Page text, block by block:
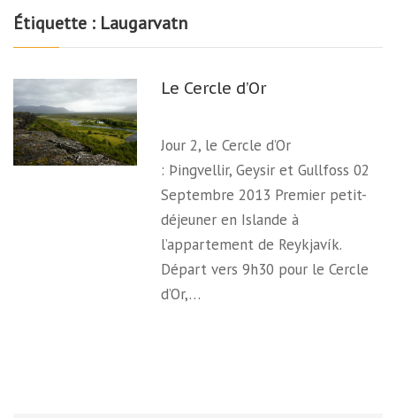
Étiquette : Laugarvatn
Le Cercle d’Or
Jour 2, le Cercle d’Or
: Þingvellir, Geysir et Gullfoss 02
Septembre 2013 Premier petit-
déjeuner en Islande à
l’appartement de Reykjavík.
Départ vers 9h30 pour le Cercle
d’Or,…